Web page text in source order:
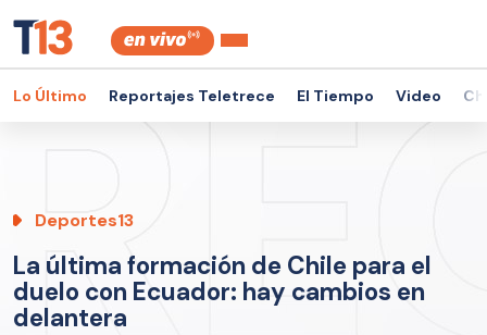
Lo Último Reportajes Teletrece El Tiempo Video
Deportes13
La última formación de Chile para el
duelo con Ecuador: hay cambios en
delantera